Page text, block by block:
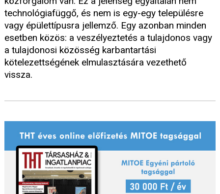
technológiafüggő, és nem is egy-egy településre
vagy épülettípusra jellemző. Egy azonban minden
esetben közös: a veszélyeztetés a tulajdonos vagy
a tulajdonosi közösség karbantartási
kötelezettségének elmulasztására vezethető
vissza.